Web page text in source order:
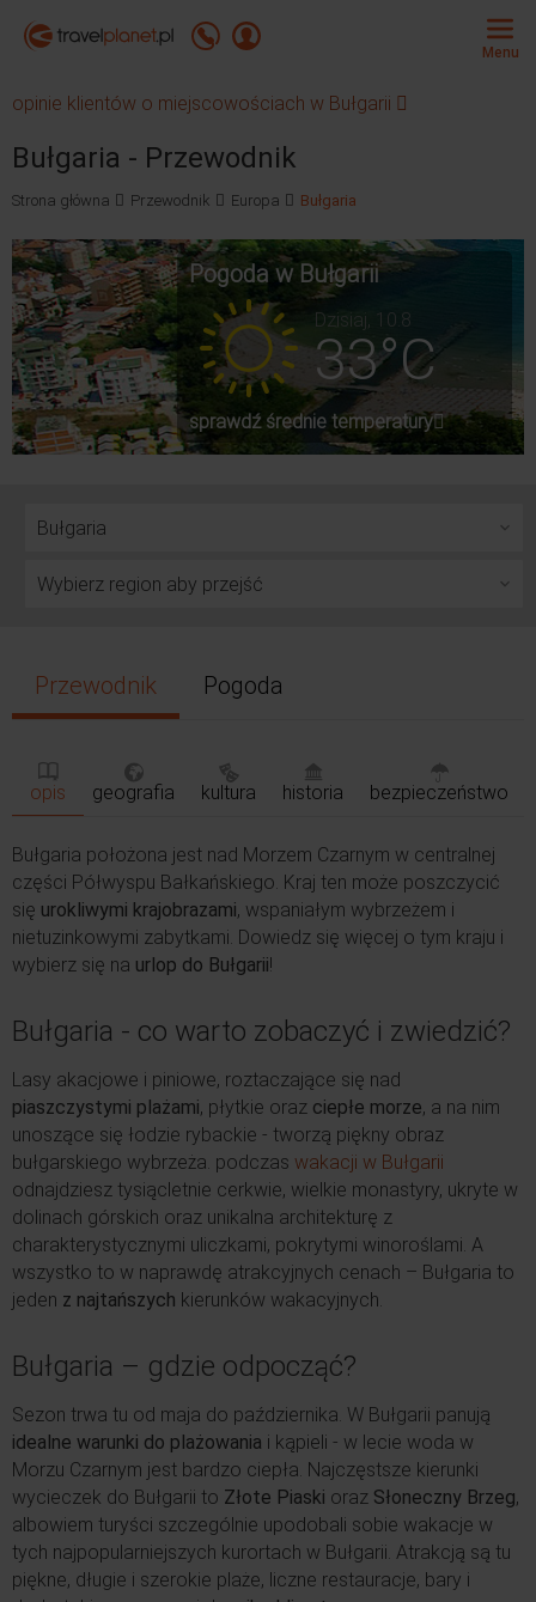
Travelplanet.pl
Zadzwoń +48 71 771 76 55
Zaloguj się
Menu
opinie klientów o miejscowościach w Bułgarii
Bułgaria - Przewodnik
Strona główna Przewodnik Europa Bułgaria
Pogoda w Bułgarii
Dzisiaj, 10.8
33°C
sprawdź średnie temperatury
Przewodnik Pogoda
opis geografia kultura historia bezpieczeństwo
Bułgaria położona jest nad Morzem Czarnym w centralnej
części Półwyspu Bałkańskiego. Kraj ten może poszczycić
się urokliwymi krajobrazami, wspaniałym wybrzeżem i
nietuzinkowymi zabytkami. Dowiedz się więcej o tym kraju i
wybierz się na urlop do Bułgarii!
Bułgaria - co warto zobaczyć i zwiedzić?
Lasy akacjowe i piniowe, roztaczające się nad
piaszczystymi plażami, płytkie oraz ciepłe morze, a na nim
unoszące się łodzie rybackie - tworzą piękny obraz
bułgarskiego wybrzeża. podczas wakacji w Bułgarii
odnajdziesz tysiącletnie cerkwie, wielkie monastyry, ukryte w
dolinach górskich oraz unikalna architekturę z
charakterystycznymi uliczkami, pokrytymi winoroślami. A
wszystko to w naprawdę atrakcyjnych cenach – Bułgaria to
jeden z najtańszych kierunków wakacyjnych.
Bułgaria – gdzie odpocząć?
Sezon trwa tu od maja do października. W Bułgarii panują
idealne warunki do plażowania i kąpieli - w lecie woda w
Morzu Czarnym jest bardzo ciepła. Najczęstsze kierunki
wycieczek do Bułgarii to Złote Piaski oraz Słoneczny Brzeg,
albowiem turyści szczególnie upodobali sobie wakacje w
tych najpopularniejszych kurortach w Bułgarii. Atrakcją są tu
piękne, długie i szerokie plaże, liczne restauracje, bary i